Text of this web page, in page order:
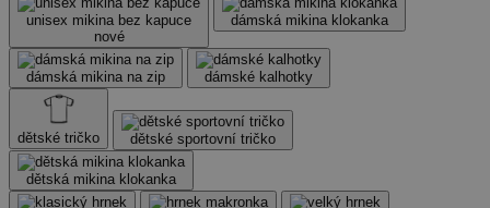
unisex mikina bez kapuce
nové
dámská mikina klokanka
dámská mikina na zip dámské kalhotky
dětské tričko dětské sportovní tričko
dětská mikina klokanka